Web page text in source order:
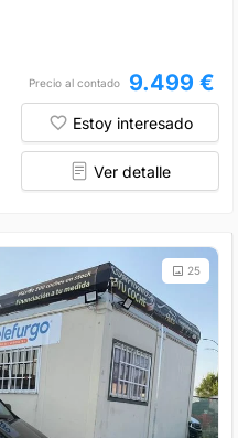
Precio al contado 9.499 €
Estoy interesado
Ver detalle
25